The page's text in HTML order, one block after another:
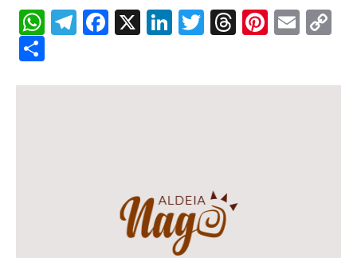
WhatsApp
Telegram
Facebook
X LinkedIn
Twitter
Threads